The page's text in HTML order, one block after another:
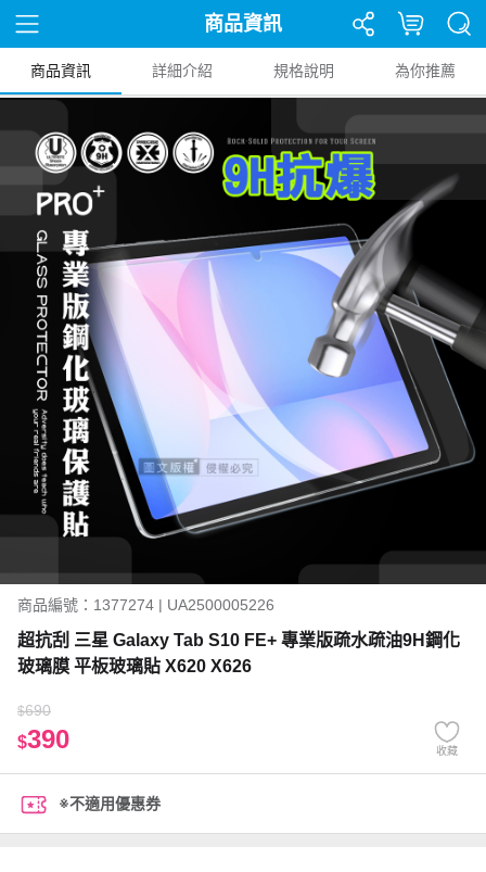
商品資訊
商品資訊 詳細介紹 規格說明 為你推薦
商品編號：1377274 | UA2500005226
超抗刮 三星 Galaxy Tab S10 FE+ 專業版疏水疏油9H鋼化
玻璃膜 平板玻璃貼 X620 X626
$690
$390 收藏
※不適用優惠券